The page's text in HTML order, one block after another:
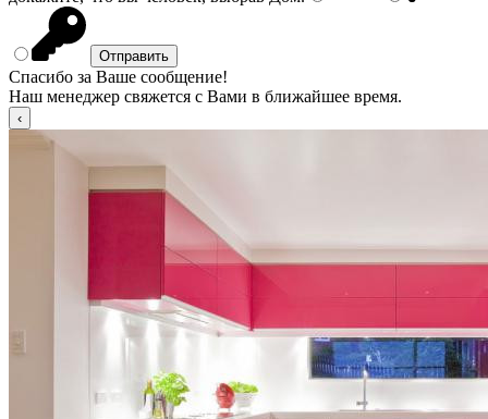
Спасибо за Ваше сообщение!
Наш менеджер свяжется с Вами в ближайшее время.